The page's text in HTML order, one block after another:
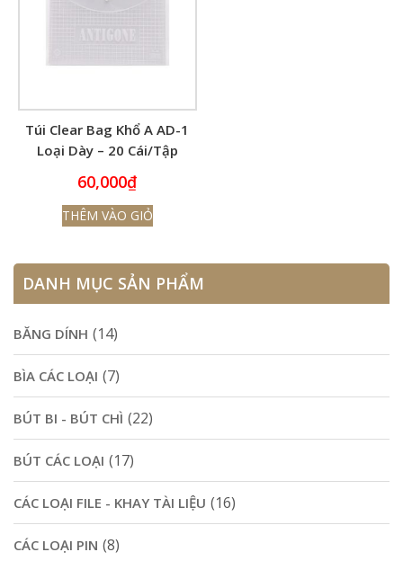
Túi Clear Bag Khổ A AD-1
Loại Dày – 20 Cái/Tập
60,000₫
THÊM VÀO GIỎ
DANH MỤC SẢN PHẨM
BĂNG DÍNH (14)
BÌA CÁC LOẠI (7)
BÚT BI - BÚT CHÌ (22)
BÚT CÁC LOẠI (17)
CÁC LOẠI FILE - KHAY TÀI LIỆU (16)
CÁC LOẠI PIN (8)